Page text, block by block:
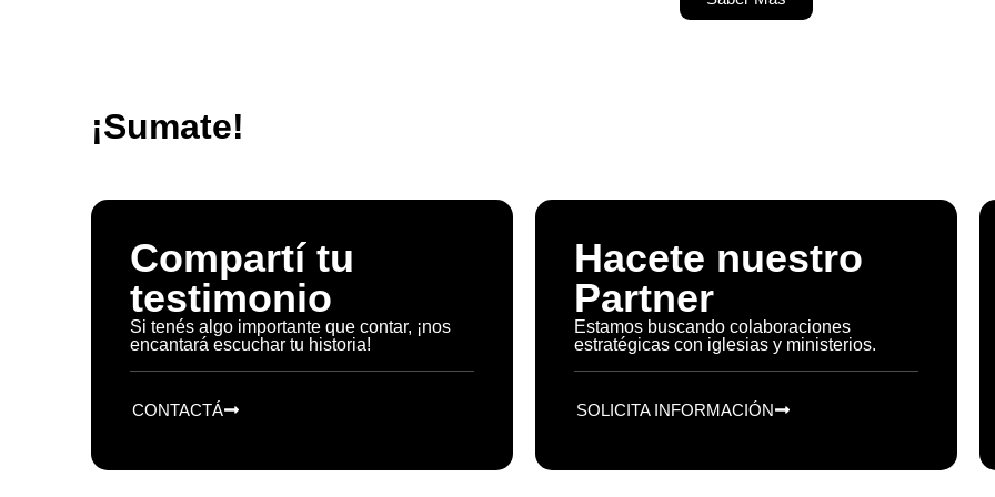
¡Sumate!
Compartí tu
testimonio
Si tenés algo importante que contar, ¡nos
encantará escuchar tu historia!
CONTACTÁ
Hacete nuestro
Partner
Estamos buscando colaboraciones
estratégicas con iglesias y ministerios.
SOLICITA INFORMACIÓN